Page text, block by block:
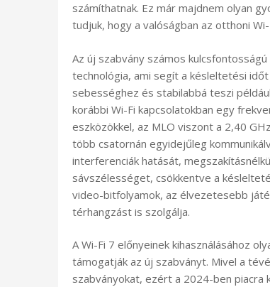
számíthatnak. Ez már majdnem olyan
tudjuk, hogy a valóságban az otthoni
Az új szabvány számos
technológia, ami segít a késleltetési
sebességhez és stabilabbá teszi
korábbi Wi-Fi kapcsolatokban egy
eszközökkel, az MLO viszont a 2,40
több csatornán egyidejűleg
interferenciák hatását,
sávszélességet, csökkentve a
video-bitfolyamok, az élvezetesebb
térhangzást is szolgálja.
A Wi-Fi 7 előnyeinek kihasználásához
támogatják az új szabványt. Mivel a
szabványokat, ezért a 2024-ben piacra